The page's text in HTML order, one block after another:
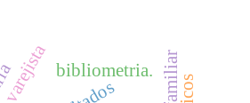
bibliometria.